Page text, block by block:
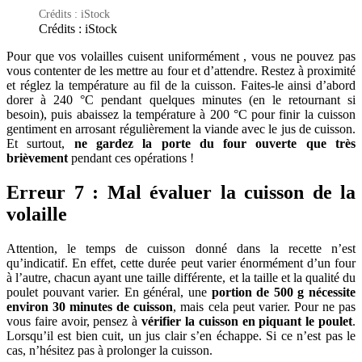
Crédits : iStock
Crédits : iStock
Pour que vos volailles cuisent uniformément , vous ne pouvez pas
vous contenter de les mettre au four et d’attendre. Restez à proximité
et réglez la température au fil de la cuisson. Faites-le ainsi d’abord
dorer à 240 °C pendant quelques minutes (en le retournant si
besoin), puis abaissez la température à 200 °C pour finir la cuisson
gentiment en arrosant régulièrement la viande avec le jus de cuisson.
Et surtout, ne gardez la porte du four ouverte que très
brièvement pendant ces opérations !
Erreur 7 : Mal évaluer la cuisson de la
volaille
Attention, le temps de cuisson donné dans la recette n’est
qu’indicatif. En effet, cette durée peut varier énormément d’un four
à l’autre, chacun ayant une taille différente, et la taille et la qualité du
poulet pouvant varier. En général, une portion de 500 g nécessite
environ 30 minutes de cuisson, mais cela peut varier. Pour ne pas
vous faire avoir, pensez àvérifier la cuisson en piquant le poulet.
Lorsqu’il est bien cuit, un jus clair s’en échappe. Si ce n’est pas le
cas, n’hésitez pas à prolonger la cuisson.